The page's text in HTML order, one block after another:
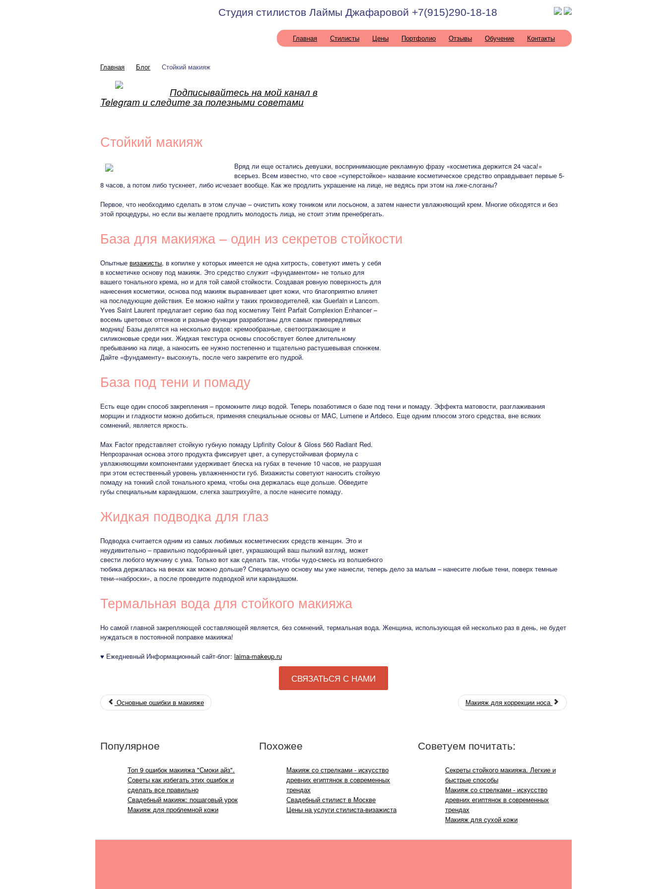
Студия стилистов Лаймы Джафаровой +7(915)290-18-18
Главная Стилисты Цены Портфолио Отзывы Обучение Контакты
Главная Блог Стойкий макияж
Подписывайтесь на мой канал в
Telegram и следите за полезными советами
Стойкий макияж
Вряд ли еще остались девушки, воспринимающие рекламную фразу «косметика держится 24 часа!»
всерьез. Всем известно, что свое «суперстойкое» название косметическое средство оправдывает первые 5-
8 часов, а потом либо тускнеет, либо исчезает вообще. Как же продлить украшение на лице, не ведясь при этом на лже-слоганы?
Первое, что необходимо сделать в этом случае – очистить кожу тоником или лосьоном, а затем нанести увлажняющий крем. Многие обходятся и без
этой процедуры, но если вы желаете продлить молодость лица, не стоит этим пренебрегать.
База для макияжа – один из секретов стойкости
Опытные визажисты, в копилке у которых имеется не одна хитрость, советуют иметь у себя
в косметичке основу под макияж. Это средство служит «фундаментом» не только для
вашего тонального крема, но и для той самой стойкости. Создавая ровную поверхность для
нанесения косметики, основа под макияж выравнивает цвет кожи, что благоприятно влияет
на последующие действия. Ее можно найти у таких производителей, как Guerlain и Lancom.
Yves Saint Laurent предлагает серию баз под косметику Teint Parfait Complexion Enhancer –
восемь цветовых оттенков и разные функции разработаны для самых привередливых
модниц! Базы делятся на несколько видов: кремообразные, светоотражающие и
силиконовые среди них. Жидкая текстура основы способствует более длительному
пребыванию на лице, а наносить ее нужно постепенно и тщательно растушевывая спонжем.
Дайте «фундаменту» высохнуть, после чего закрепите его пудрой.
База под тени и помаду
Есть еще один способ закрепления – промокните лицо водой. Теперь позаботимся о базе под тени и помаду. Эффекта матовости, разглаживания
морщин и гладкости можно добиться, применяя специальные основы от MAC, Lumene и Artdeco. Еще одним плюсом этого средства, вне всяких
сомнений, является яркость.
Max Factor представляет стойкую губную помаду Lipfinity Colour & Gloss 560 Radiant Red.
Непрозрачная основа этого продукта фиксирует цвет, а суперустойчивая формула с
увлажняющими компонентами удерживает блеска на губах в течение 10 часов, не разрушая
при этом естественный уровень увлажненности губ. Визажисты советуют наносить стойкую
помаду на тонкий слой тонального крема, чтобы она держалась еще дольше. Обведите
губы специальным карандашом, слегка заштрихуйте, а после нанесите помаду.
Жидкая подводка для глаз
Подводка считается одним из самых любимых косметических средств женщин. Это и
неудивительно – правильно подобранный цвет, украшающий ваш пылкий взгляд, может
свести любого мужчину с ума. Только вот как сделать так, чтобы чудо-смесь из волшебного
тюбика держалась на веках как можно дольше? Специальную основу мы уже нанесли, теперь дело за малым – нанесите любые тени, поверх темные
тени-«наброски», а после проведите подводкой или карандашом.
Термальная вода для стойкого макияжа
Но самой главной закрепляющей составляющей является, без сомнений, термальная вода. Женщина, использующая ей несколько раз в день, не будет
нуждаться в постоянной поправке макияжа!
♥ Ежедневный Информационный сайт-блог: laima-makeup.ru
СВЯЗАТЬСЯ С НАМИ
Основные ошибки в макияже Макияж для коррекции носа
Популярное
Топ 9 ошибок макияжа "Смоки айз".
Советы как избегать этих ошибок и
сделать все правильно
Свадебный макияж: пошаговый урок
Макияж для проблемной кожи
Похожее
Макияж со стрелками - искусство
древних египтянок в современных
трендах
Свадебный стилист в Москве
Цены на услуги стилиста-визажиста
Советуем почитать:
Секреты стойкого макияжа. Легкие и
быстрые способы
Макияж со стрелками - искусство
древних египтянок в современных
трендах
Макияж для сухой кожи